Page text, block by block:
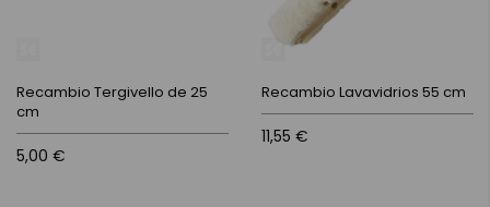
Recambio Tergivello de 25
cm
5,00 €
Recambio Lavavidrios 55 cm
11,55 €